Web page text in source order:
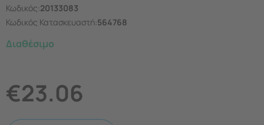
Κωδικός:20133083
Κωδικός Κατασκευαστή:564768
Διαθέσιμο
€23.06